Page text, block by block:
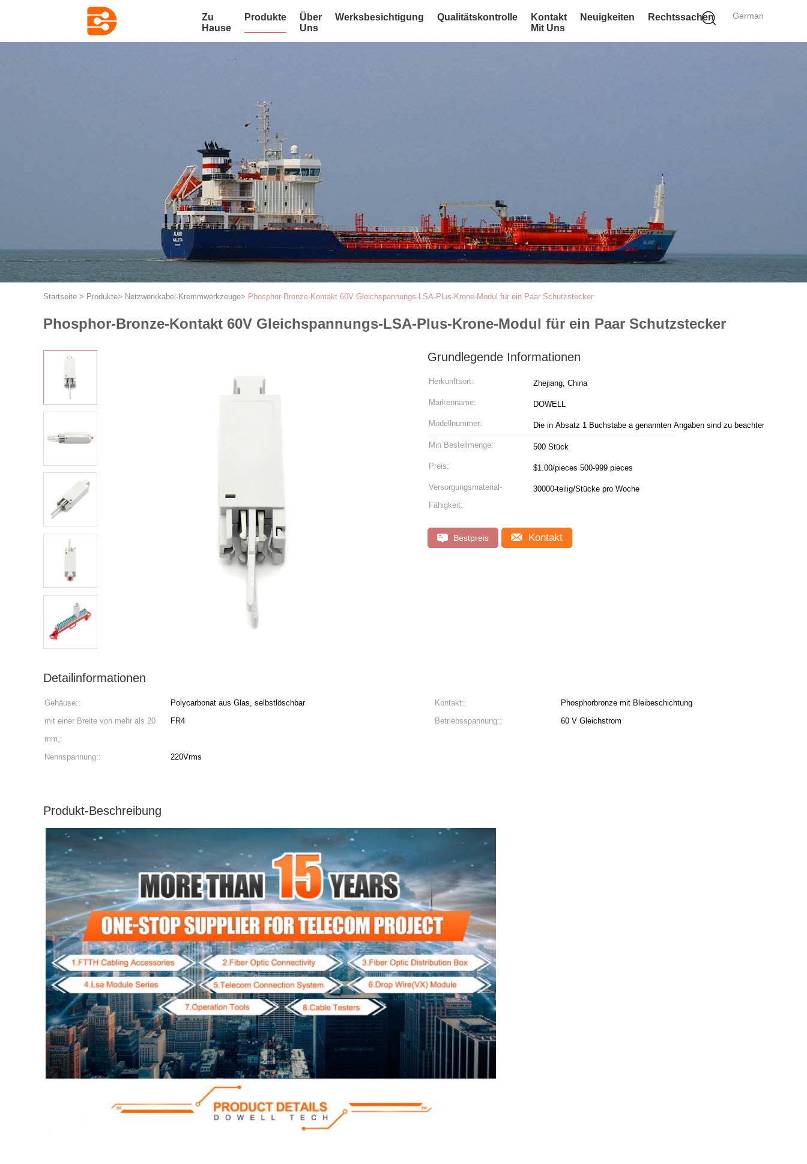
German
Zu
Hause
Produkte
Über
Uns
Werksbesichtigung Qualitätskontrolle
Kontakt
Mit Uns
Neuigkeiten Rechtssachen
Startseite > Produkte> Netzwerkkabel-Kremmwerkzeuge> Phosphor-Bronze-Kontakt 60V Gleichspannungs-LSA-Plus-Krone-Modul für ein Paar Schutzstecker
Phosphor-Bronze-Kontakt 60V Gleichspannungs-LSA-Plus-Krone-Modul für ein Paar Schutzstecker
Grundlegende Informationen
Herkunftsort: Zhejiang, China
Markenname: DOWELL
Modellnummer: Die in Absatz 1 Buchstabe a genannten Angaben sind zu beachten.
Min Bestellmenge: 500 Stück
Preis: $1.00/pieces 500-999 pieces
Versorgungsmaterial-
Fähigkeit:
30000-teilig/Stücke pro Woche
Bestpreis Kontakt
Detailinformationen
Gehäuse:: Polycarbonat aus Glas, selbstlöschbar Kontakt::
Phosphorbronze mit Bleibeschichtung
mit einer Breite von mehr als 20
mm,:
FR4 Betriebsspannung:: 60 V Gleichstrom
Nennspannung:: 220Vrms
Produkt-Beschreibung